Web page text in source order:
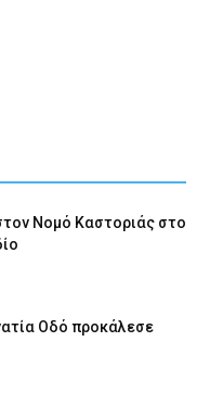
Νομό Καστοριάς στο
Οδό προκάλεσε